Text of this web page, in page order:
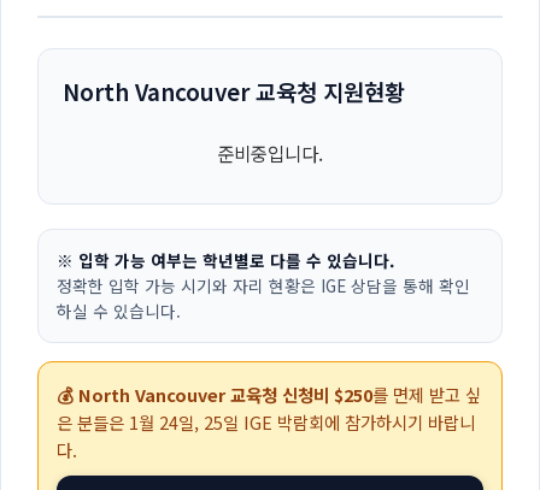
North Vancouver 교육청 지원현황
준비중입니다.
※ 입학 가능 여부는 학년별로 다를 수 있습니다.
정확한 입학 가능 시기와 자리 현황은 IGE 상담을 통해 확인
하실 수 있습니다.
💰 North Vancouver 교육청 신청비 $250를 면제 받고 싶
은 분들은 1월 24일, 25일 IGE 박람회에 참가하시기 바랍니
다.